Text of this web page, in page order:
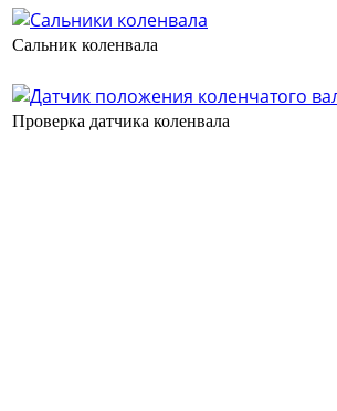
Сальник коленвала
Проверка датчика коленвала